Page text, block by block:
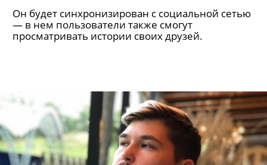
Он будет синхронизирован с социальной сетью
— в нем пользователи также смогут
просматривать истории своих друзей.